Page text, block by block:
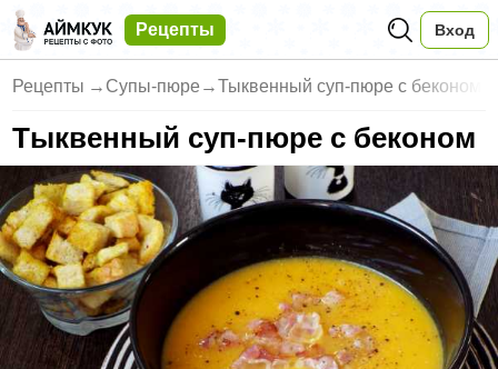
Рецепты Вход
Рецепты → Супы-пюре →Тыквенный суп-пюре с беконом
Тыквенный суп-пюре с беконом